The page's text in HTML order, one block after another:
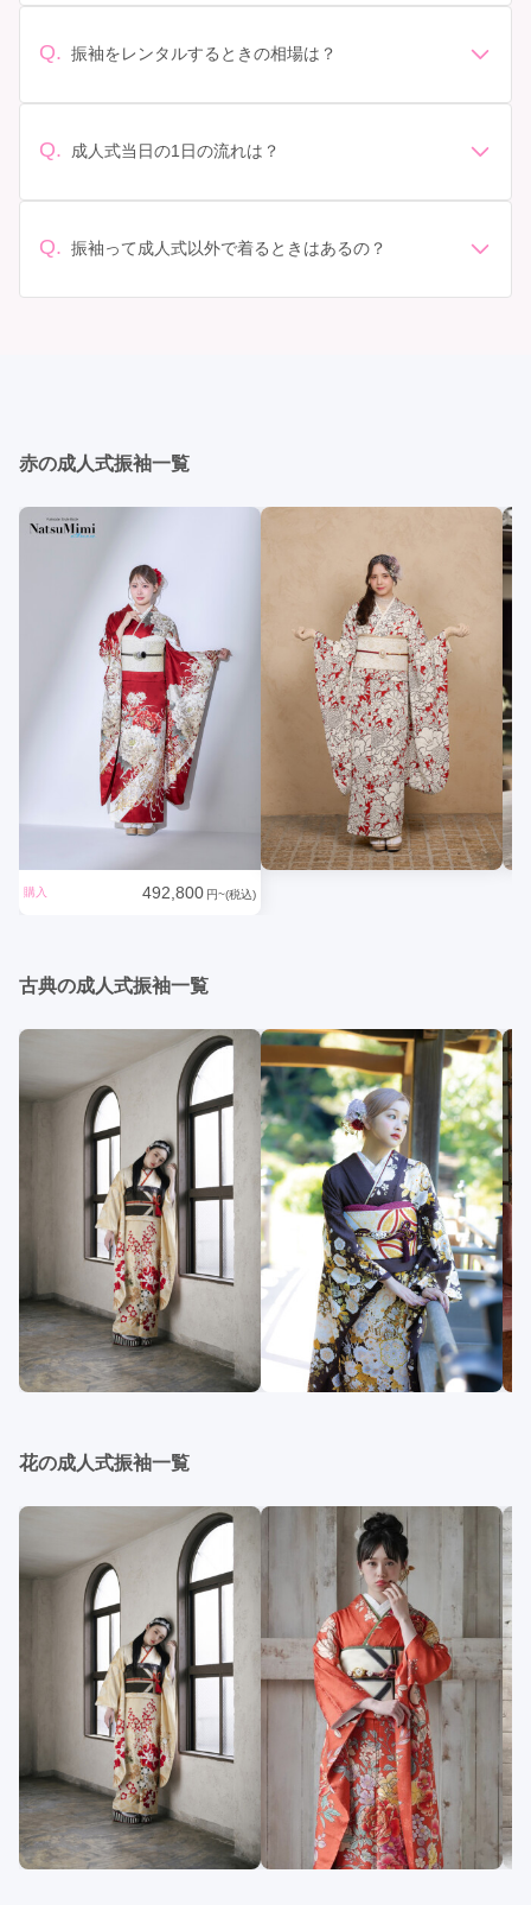
があります。 サイズ選び: 自分の体型に合ったサイズを
ンタル料金に含まれるもの（小物や帯、草履など）を確
っかり確認しておく必要があります。 お店選び: 評判や
しょう。
Q. 振袖をレンタルするときの相場は？
されています。 高級なものやブランド物になると、それ
Q. 成人式当日の1日の流れは？
人式: 一般的に午前中に成人式が行わる場合が多いです
Q. 振袖って成人式以外で着るときはあるの？
赤の成人式振袖一覧
購入 492,800 円~(税込)
古典の成人式振袖一覧
花の成人式振袖一覧